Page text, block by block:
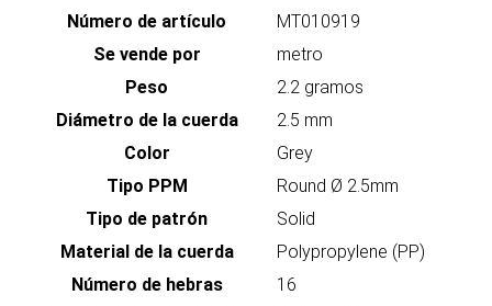
Número de artículo
MT010919
Se vende por
metro
Peso
2.2 gramos
Diámetro de la cuerda
2.5 mm
Color
Grey
Tipo PPM
Round Ø 2.5mm
Tipo de patrón
Solid
Material de la cuerda
Polypropylene (PP)
Número de hebras
16